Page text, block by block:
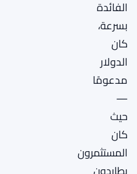
الفائدة
بسرعة،
كان
الدولار
مدعومًا
—
حيث
كان
المستثمرون